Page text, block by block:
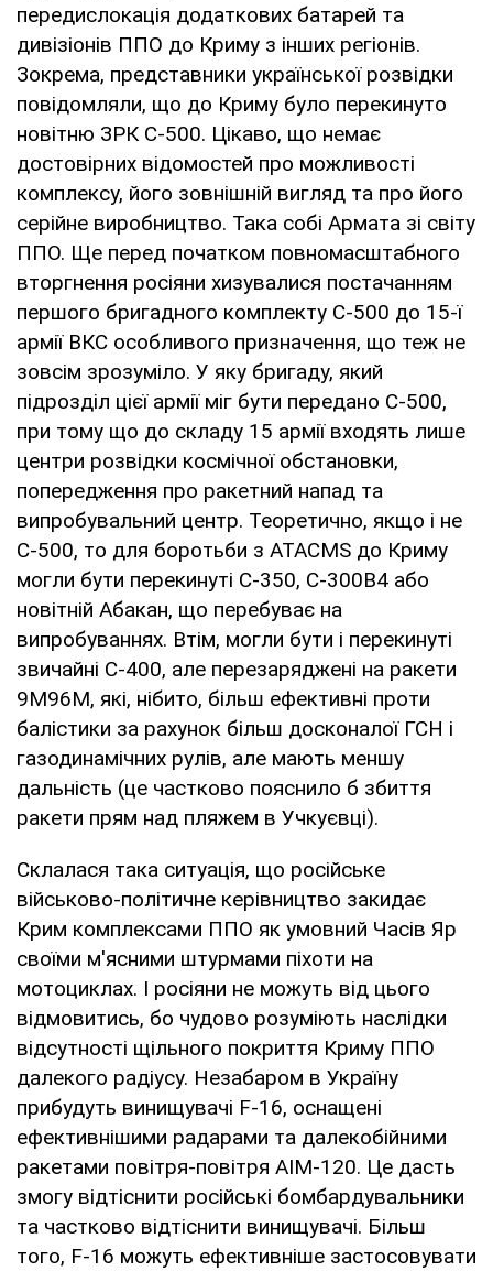
передислокація додаткових батарей та
дивізіонів ППО до Криму з інших регіонів.
Зокрема, представники української розвідки
повідомляли, що до Криму було перекинуто
новітню ЗРК С-500. Цікаво, що немає
достовірних відомостей про можливості
комплексу, його зовнішній вигляд та про його
серійне виробництво. Така собі Армата зі світу
ППО. Ще перед початком повномасштабного
вторгнення росіяни хизувалися постачанням
першого бригадного комплекту С-500 до 15-ї
армії ВКС особливого призначення, що теж не
зовсім зрозуміло. У яку бригаду, який
підрозділ цієї армії міг бути передано С-500,
при тому що до складу 15 армії входять лише
центри розвідки космічної обстановки,
попередження про ракетний напад та
випробувальний центр. Теоретично, якщо і не
С-500, то для боротьби з ATACMS до Криму
могли бути перекинуті С-350, С-300В4 або
новітній Абакан, що перебуває на
випробуваннях. Втім, могли бути і перекинуті
звичайні С-400, але перезаряджені на ракети
9М96М, які, нібито, більш ефективні проти
балістики за рахунок більш досконалої ГСН і
газодинамічних рулів, але мають меншу
дальність (це частково пояснило б збиття
ракети прям над пляжем в Учкуєвці).
Склалася така ситуація, що російське
військово-політичне керівництво закидає
Крим комплексами ППО як умовний Часів Яр
своїми м'ясними штурмами піхоти на
мотоциклах. І росіяни не можуть від цього
відмовитись, бо чудово розуміють наслідки
відсутності щільного покриття Криму ППО
далекого радіусу. Незабаром в Україну
прибудуть винищувачі F-16, оснащені
ефективнішими радарами та далекобійними
ракетами повітря-повітря AIM-120. Це дасть
змогу відтіснити російські бомбардувальники
та частково відтіснити винищувачі. Більш
того, F-16 можуть ефективніше застосовувати